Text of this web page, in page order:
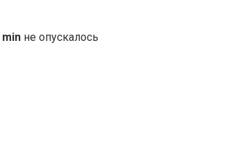
min не опускалось